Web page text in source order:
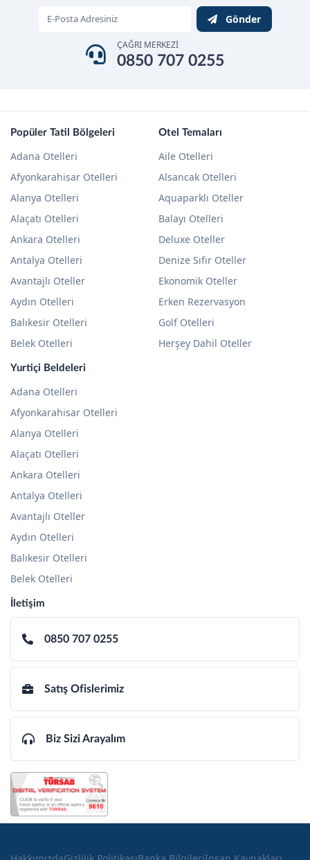
Gönder
ÇAĞRI MERKEZİ
0850 707 0255
Popüler Tatil Bölgeleri
Adana Otelleri
Afyonkarahisar Otelleri
Alanya Otelleri
Alaçatı Otelleri
Ankara Otelleri
Antalya Otelleri
Avantajlı Oteller
Aydın Otelleri
Balıkesir Otelleri
Belek Otelleri
Otel Temaları
Aile Otelleri
Alsancak Otelleri
Aquaparklı Oteller
Balayı Otelleri
Deluxe Oteller
Denize Sıfır Oteller
Ekonomik Oteller
Erken Rezervasyon
Golf Otelleri
Herşey Dahil Oteller
Yurtiçi Beldeleri
Adana Otelleri
Afyonkarahisar Otelleri
Alanya Otelleri
Alaçatı Otelleri
Ankara Otelleri
Antalya Otelleri
Avantajlı Oteller
Aydın Otelleri
Balıkesir Otelleri
Belek Otelleri
İletişim
0850 707 0255
Satış Ofislerimiz
Biz Sizi Arayalım